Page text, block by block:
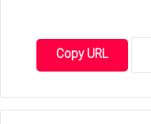
Copy URL